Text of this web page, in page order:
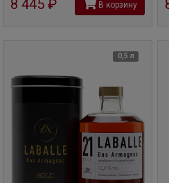
8 445 руб В корзину
0,5 л